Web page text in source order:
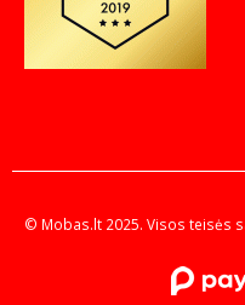
© Mobas.lt 2025. Visos teisės